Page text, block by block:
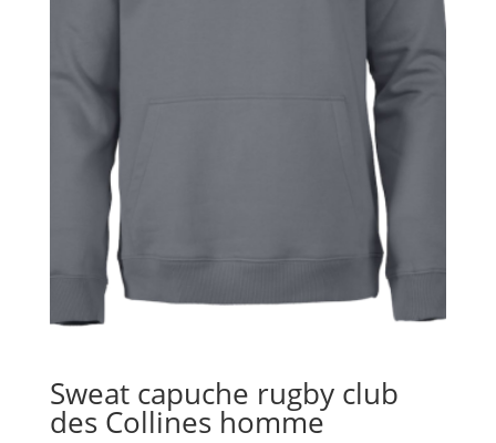
Sweat capuche rugby club
des Collines homme